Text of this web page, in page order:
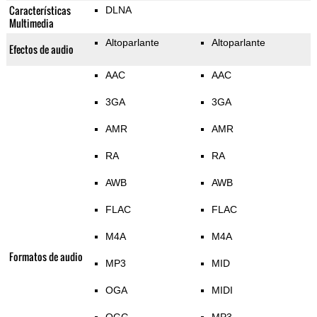
Características
Multimedia
DLNA
Efectos de audio Altoparlante Altoparlante
Formatos de audio
AAC
3GA
AMR
RA
AWB
FLAC
M4A
MP3
OGA
AAC
3GA
AMR
RA
AWB
FLAC
M4A
MID
MIDI